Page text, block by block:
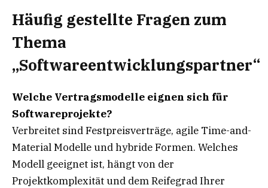
Häufig gestellte Fragen zum
Thema
„Softwareentwicklungspartner“
Welche Vertragsmodelle eignen sich für
Softwareprojekte?
Verbreitet sind Festpreisverträge, agile Time-and-
Material Modelle und hybride Formen. Welches
Modell geeignet ist, hängt von der
Projektkomplexität und dem Reifegrad Ihrer